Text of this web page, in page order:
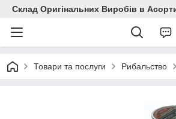
Склад Оригінальних Виробів в
Товари та послуги Рибальство